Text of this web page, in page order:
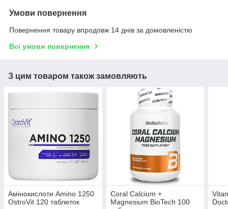
Умови повернення
Повернення товару впродовж 14 днів за домовленістю
Всі умови повернення
З цим товаром також замовляють
Амінокислоти Amino 1250
OstroVit 120 таблеток
Coral Calcium +
Magnesium BioTech 100